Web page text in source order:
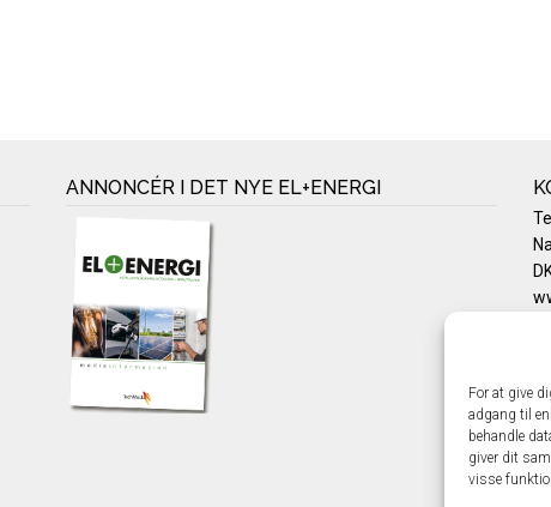
For at give
adgang til
behandle
giver dit
visse
ANNONCÉR I DET NYE EL+ENERGI